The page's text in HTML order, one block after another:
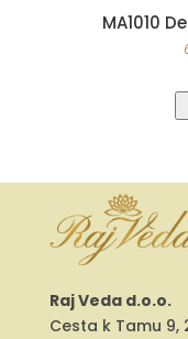
MA1010
Raj Veda d.o.o.
Cesta k Tamu 9,